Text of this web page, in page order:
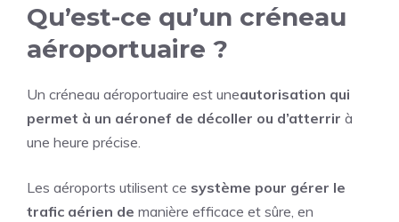
Qu’est-ce qu’un créneau
aéroportuaire ?
Un créneau aéroportuaire est uneautorisation qui
permet à un aéronef de décoller ou d’atterrir à
une heure précise.
Les aéroports utilisent ce système pour gérer le
trafic aérien de manière efficace et sûre, en